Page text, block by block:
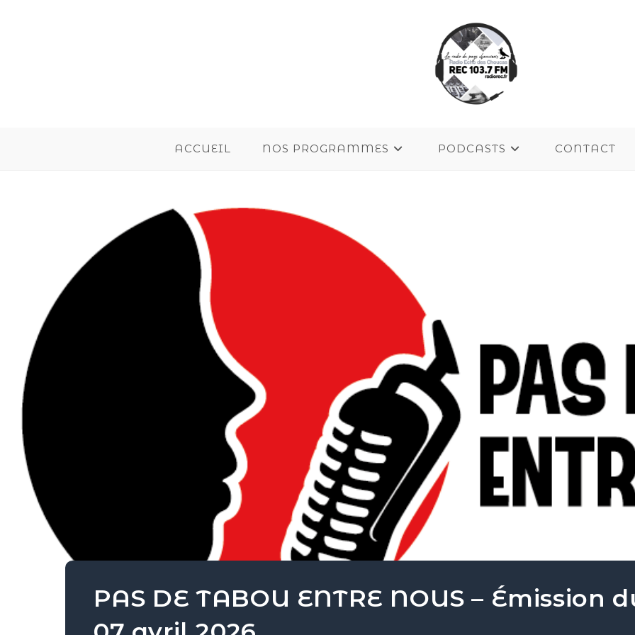
ACCUEIL NOS PROGRAMMES PODCASTS CONTACT
PAS DE TABOU ENTRE NOUS – Émission